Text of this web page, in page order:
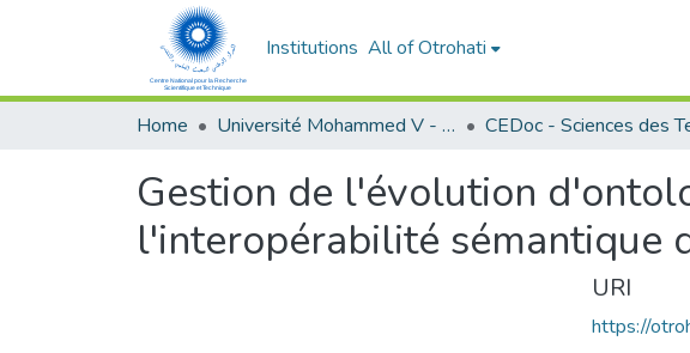
Institutions All of Otrohati
Home Université Mohammed V - Rabat
Gestion de l'évolution
l'interopérabilité sémantique
URI
https://